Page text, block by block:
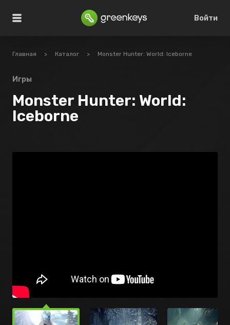
Войти
Главная > Каталог > Monster Hunter: World: Iceborne
Игры
Monster Hunter: World:
Iceborne